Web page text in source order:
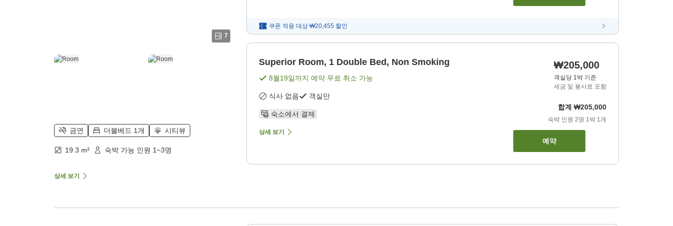
7
금연 더블베드 1개 시티뷰
19.3 m² 숙박 가능 인원 1~3명
상세 보기
쿠폰 적용 대상 ₩20,455 할인
Superior Room, 1 Double Bed, Non Smoking
8월19일까지 예약 무료 취소 가능
식사 없음 객실만
숙소에서 결제
상세 보기
₩205,000
객실당 1박 기준
세금 및 봉사료 포함
합계 ₩205,000
숙박 인원 2명 1박 1개
예약